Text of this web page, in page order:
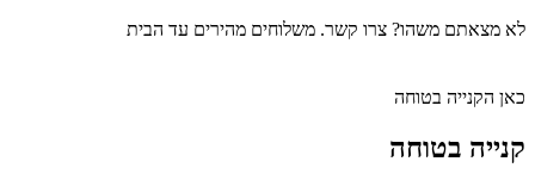
לא מצאתם משהו? צרו קשר. משלוחים מהירים עד הבית
כאן הקנייה בטוחה
קנייה בטוחה